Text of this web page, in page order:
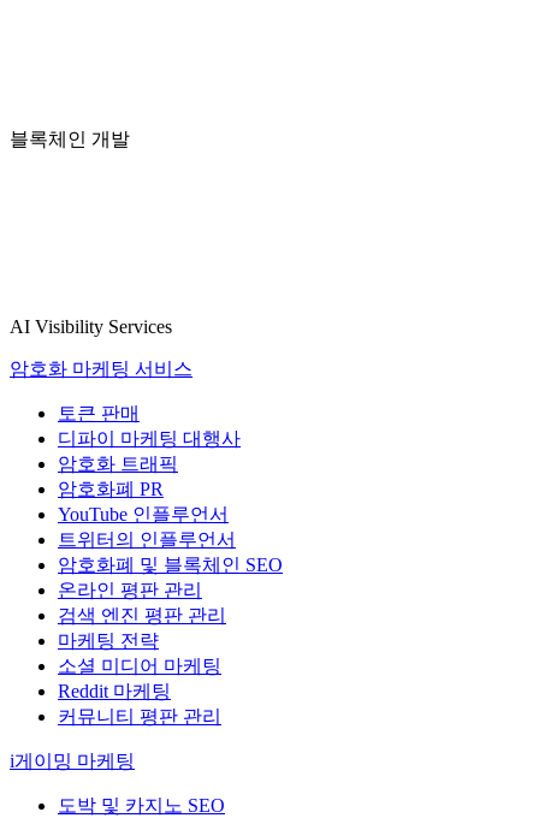
블록체인 개발
AI Visibility Services
암호화 마케팅 서비스
토큰 판매
디파이 마케팅 대행사
암호화 트래픽
암호화폐 PR
YouTube 인플루언서
트위터의 인플루언서
암호화폐 및 블록체인 SEO
온라인 평판 관리
검색 엔진 평판 관리
마케팅 전략
소셜 미디어 마케팅
Reddit 마케팅
커뮤니티 평판 관리
i게이밍 마케팅
도박 및 카지노 SEO